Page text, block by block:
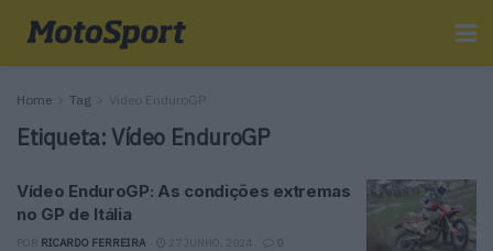
Home Tag Vídeo EnduroGP
Etiqueta:Vídeo EnduroGP
Vídeo EnduroGP: As condições extremas
no GP de Itália
RICARDO FERREIRA 0